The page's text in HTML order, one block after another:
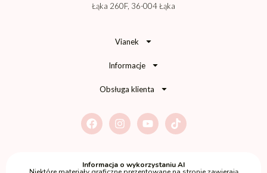
Łąka 260F, 36-004 Łąka
Vianek
Informacje
Obsługa klienta
Informacja o wykorzystaniu AI